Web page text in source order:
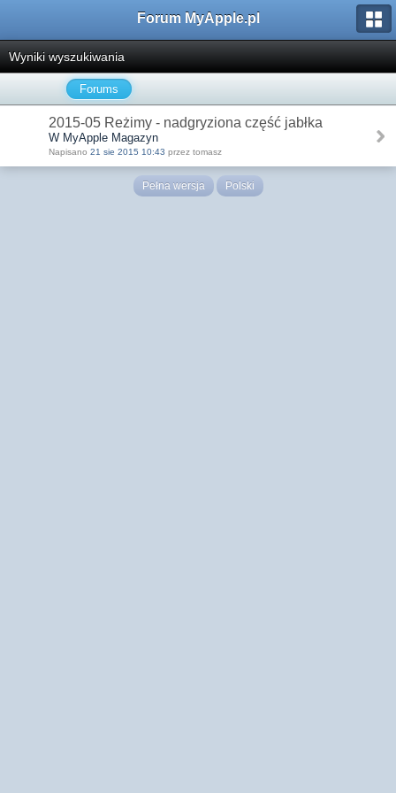
Forum MyApple.pl
Wyniki wyszukiwania
Forums
2015-05 Reżimy - nadgryziona część jabłka
W MyApple Magazyn
Napisano 21 sie 2015 10:43 przez tomasz
Pełna wersja Polski